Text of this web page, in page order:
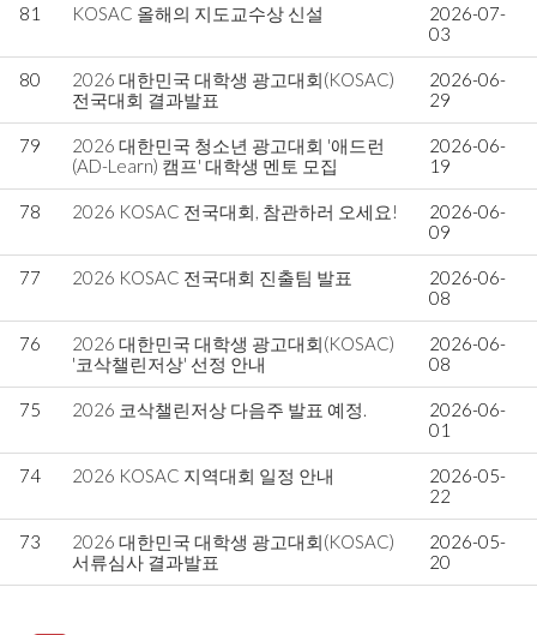
81 KOSAC 올해의 지도교수상 신설
2026-07-
03
80
2026 대한민국 대학생 광고대회(KOSAC)
전국대회 결과발표
2026-06-
29
79
2026 대한민국 청소년 광고대회 '애드런
(AD-Learn) 캠프' 대학생 멘토 모집
2026-06-
19
78 2026 KOSAC 전국대회, 참관하러 오세요!
2026-06-
09
77 2026 KOSAC 전국대회 진출팀 발표
2026-06-
08
76
2026 대한민국 대학생 광고대회(KOSAC)
'코삭챌린저상' 선정 안내
2026-06-
08
75 2026 코삭챌린저상 다음주 발표 예정.
2026-06-
01
74 2026 KOSAC 지역대회 일정 안내
2026-05-
22
73
2026 대한민국 대학생 광고대회(KOSAC)
서류심사 결과발표
2026-05-
20